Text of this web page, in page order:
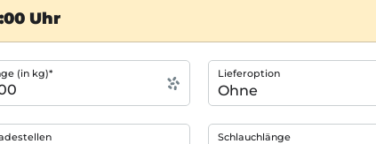
Uhr
(in kg)* Lieferoption
Schlauchlänge